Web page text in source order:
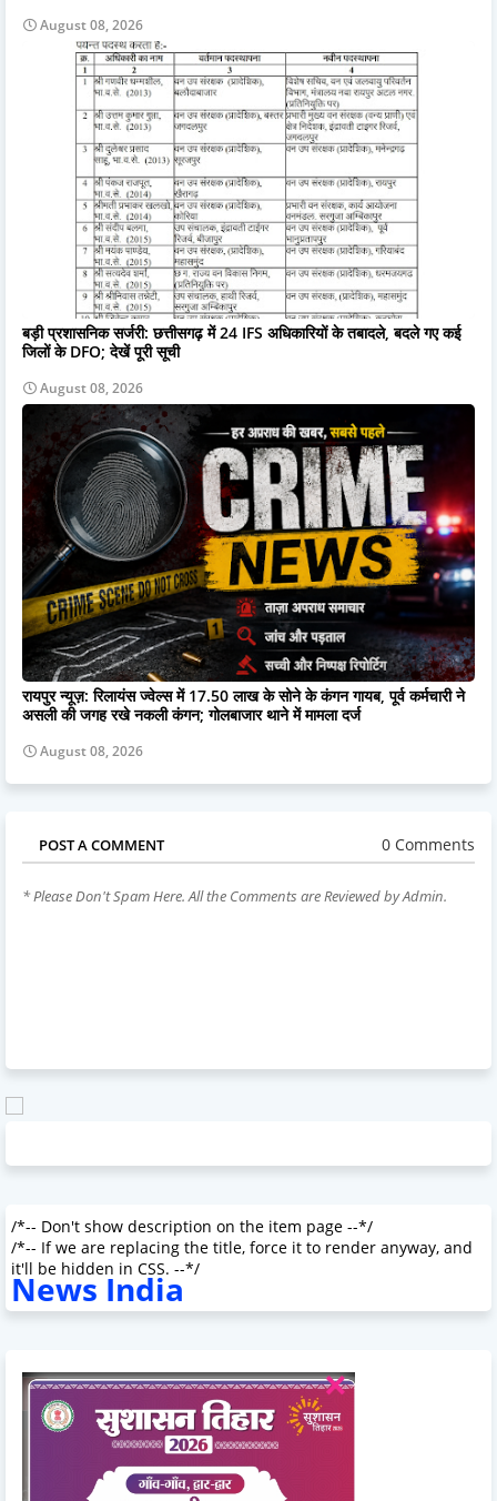
August 08, 2026
बड़ी प्रशासनिक सर्जरी: छत्तीसगढ़ में 24 IFS अधिकारियों के तबादले, बदले गए कई
जिलों के DFO; देखें पूरी सूची
August 08, 2026
रायपुर न्यूज़: रिलायंस ज्वेल्स में 17.50 लाख के सोने के कंगन गायब, पूर्व कर्मचारी ने
असली की जगह रखे नकली कंगन; गोलबाजार थाने में मामला दर्ज
August 08, 2026
POST A COMMENT 0 Comments
* Please Don't Spam Here. All the Comments are Reviewed by Admin.
/*-- Don't show description on the item page --*/
/*-- If we are replacing the title, force it to render anyway, and
it'll be hidden in CSS. --*/
News India